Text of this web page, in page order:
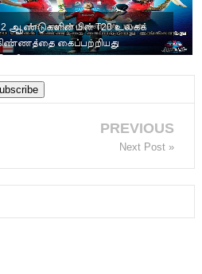
ஆண்டுகளின் பின் T20 உலகக்
கைப்பற்றியது
PREVIOUS
Next Post »